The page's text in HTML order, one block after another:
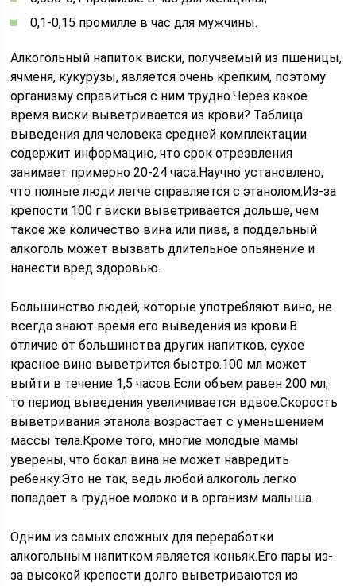
0,1-0,15 промилле в час для мужчины.
Алкогольный напиток виски, получаемый из пшеницы,
ячменя, кукурузы, является очень крепким, поэтому
организму справиться с ним трудно.Через какое
время виски выветривается из крови? Таблица
выведения для человека средней комплектации
содержит информацию, что срок отрезвления
занимает примерно 20-24 часа.Научно установлено,
что полные люди легче справляется с этанолом.Из-за
крепости 100 г виски выветривается дольше, чем
такое же количество вина или пива, а поддельный
алкоголь может вызвать длительное опьянение и
нанести вред здоровью.
Большинство людей, которые употребляют вино, не
всегда знают время его выведения из крови.В
отличие от большинства других напитков, сухое
красное вино выветрится быстро.100 мл может
выйти в течение 1,5 часов.Если объем равен 200 мл,
то период выведения увеличивается вдвое.Скорость
выветривания этанола возрастает с уменьшением
массы тела.Кроме того, многие молодые мамы
уверены, что бокал вина не может навредить
ребенку.Это не так, ведь любой алкоголь легко
попадает в грудное молоко и в организм малыша.
Одним из самых сложных для переработки
алкогольным напитком является коньяк.Его пары из-
за высокой крепости долго выветриваются из